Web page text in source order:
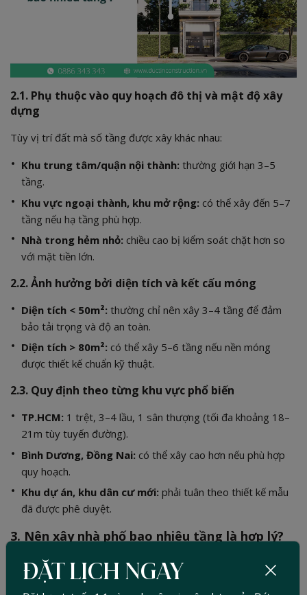
2.1. Phụ thuộc vào quy hoạch đô thị và mật độ xây
dựng
Tùy vị trí đất mà số tầng được xây khác nhau:
Khu trung tâm/quận nội thành: thường giới hạn 3–5
tầng.
Khu vực ngoại thành, khu mở rộng: có thể xây đến 5–7
tầng nếu hạ tầng phù hợp.
Nhà trong hẻm nhỏ: chiều cao bị kiểm soát chặt hơn so
với mặt tiền lớn.
2.2. Ảnh hưởng bởi diện tích và kết cấu móng
Diện tích < 50m²: thường chỉ nên xây 3–4 tầng để đảm
bảo tải trọng và độ an toàn.
Diện tích > 80m²: có thể xây 5–6 tầng nếu nền móng
được thiết kế chuẩn kỹ thuật.
2.3. Quy định theo từng khu vực phổ biến
TP.HCM: 1 trệt, 3–4 lầu, 1 sân thượng (tối đa khoảng 18–
21m tùy tuyến đường).
Bình Dương, Đồng Nai: có thể xây cao hơn nếu phù hợp
quy hoạch.
Khu dự án, khu dân cư mới: phải tuân theo thiết kế mẫu
đã được phê duyệt.
3. Nên xây nhà phố bao nhiêu tầng là hợp lý?
3.1. Theo nhu cầu sử dụng thực tế
Gia đình 3 thế hệ: 4–5 tầng.
ĐẶT LỊCH NGAY